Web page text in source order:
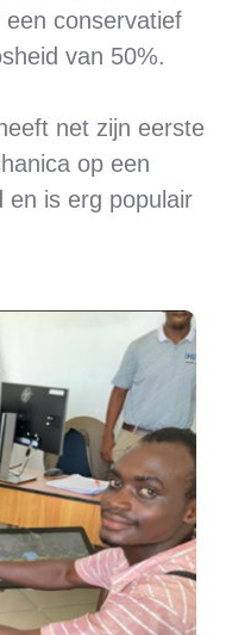
conservatief
van 50%.
net zijn eerste
op een
en is erg populair